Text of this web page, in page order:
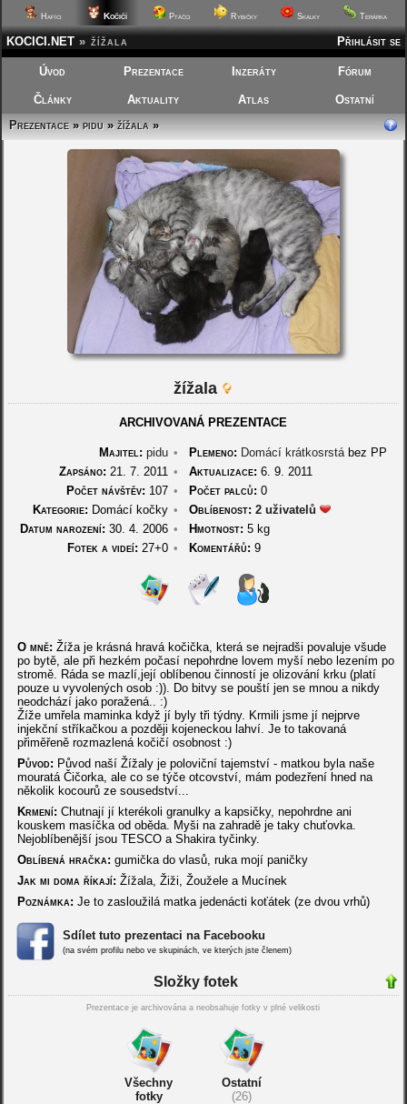
Hafíci Kočičí Ptáčci Rybičky Skalky Terárka
Přihlásit se
KOCICI.NET » žížala
Úvod Prezentace Inzeráty Fórum
Články Aktuality Atlas
Ostatní
Prezentace»pidu»žížala»
žížala
ARCHIVOVANÁ PREZENTACE
Majitel: pidu • Plemeno: Domácí krátkosrstábez PP
Zapsáno: 21. 7. 2011 • Aktualizace: 6. 9. 2011
Počet návštěv: 107 • Počet palců: 0
Kategorie: Domácí kočky • Oblíbenost: 2 uživatelů
Datum narození: 30. 4. 2006 • Hmotnost: 5 kg
Fotek a videí: 27+0 • Komentářů: 9
O mně: Žíža je krásná hravá kočička, která se nejradši povaluje všude
po bytě, ale při hezkém počasí nepohrdne lovem myší nebo lezením po
stromě. Ráda se mazlí,její oblíbenou činností je olizování krku (platí
pouze u vyvolených osob :)). Do bitvy se pouští jen se mnou a nikdy
neodchází jako poražená.. :)
Žíže umřela maminka když jí byly tři týdny. Krmili jsme jí nejprve
injekční stříkačkou a později kojeneckou lahví. Je to takovaná
přiměřeně rozmazlená kočičí osobnost :)
Původ: Původ naší Žížaly je poloviční tajemství - matkou byla naše
mouratá Čičorka, ale co se týče otcovství, mám podezření hned na
několik kocourů ze sousedství...
Krmení: Chutnají jí kterékoli granulky a kapsičky, nepohrdne ani
kouskem masíčka od oběda. Myši na zahradě je taky chuťovka.
Nejoblíbenější jsou TESCO a Shakira tyčinky.
Oblíbená hračka: gumička do vlasů, ruka mojí paničky
Jak mi doma říkají: Žížala, Žiži, Žoužele a Mucínek
Poznámka: Je to zasloužilá matka jedenácti koťátek (ze dvou vrhů)
Sdílet tuto prezentaci na Facebooku
(na svém profilu nebo ve skupinách, ve kterých jste členem)
Složky fotek
Prezentace je archivována a neobsahuje fotky v plné velikosti
Všechny
fotky
Ostatní
(26)